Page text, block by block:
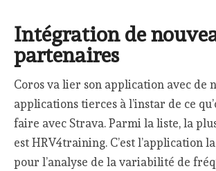
Intégration de
partenaires
Coros va lier son application avec de
applications tierces à l’instar de ce
faire avec Strava. Parmi la liste, la
est HRV4training. C’est l’application
pour l’analyse de la variabilité de